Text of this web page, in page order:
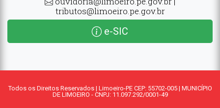
tributos@limoeiro.pe.gov.br
e-SIC
Todos os Direitos Reservados | Limoeiro-PE CEP: 55702-005 | MUNICÍPIO
DE LIMOEIRO - CNPJ: 11.097.292/0001-49